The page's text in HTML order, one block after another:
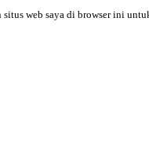
situs web saya di browser ini